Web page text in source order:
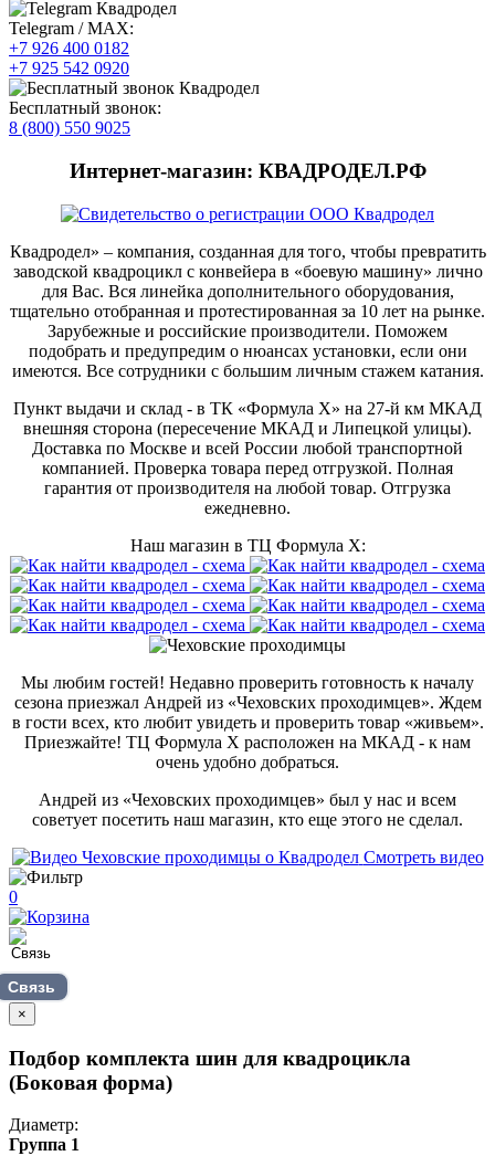
Telegram / MAX:
+7 926 400 0182
+7 925 542 0920
Бесплатный звонок:
8 (800) 550 9025
Интернет-магазин: КВАДРОДЕЛ.РФ
Квадродел» – компания, созданная для того, чтобы превратить
заводской квадроцикл с конвейера в «боевую машину» лично
для Вас. Вся линейка дополнительного оборудования,
тщательно отобранная и протестированная за 10 лет на рынке.
Зарубежные и российские производители. Поможем
подобрать и предупредим о нюансах установки, если они
имеются. Все сотрудники с большим личным стажем катания.
Пункт выдачи и склад - в ТК «Формула X» на 27-й км МКАД
внешняя сторона (пересечение МКАД и Липецкой улицы).
Доставка по Москве и всей России любой транспортной
компанией. Проверка товара перед отгрузкой. Полная
гарантия от производителя на любой товар. Отгрузка
ежедневно.
Наш магазин в ТЦ Формула Х:
Мы любим гостей! Недавно проверить готовность к началу
сезона приезжал Андрей из «Чеховских проходимцев». Ждем
в гости всех, кто любит увидеть и проверить товар «живьем».
Приезжайте! ТЦ Формула Х расположен на МКАД - к нам
очень удобно добраться.
Андрей из «Чеховских проходимцев» был у нас и всем
советует посетить наш магазин, кто еще этого не сделал.
Смотреть видео
0
Связь
×
Подбор комплекта шин для квадроцикла
(Боковая форма)
Диаметр:
Группа 1